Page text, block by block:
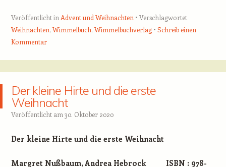
Veröffentlicht in Advent und Weihnachten
Verschlagwortet
Weihnachten, Wimmelbuch, Wimmelbuchverlag
Schreib einen
Kommentar
Der kleine Hirte und die erste
Weihnacht
Veröffentlicht am 30. Oktober 2020
Der kleine Hirte und die erste Weihnacht
Margret Nußbaum, Andrea Hebrock ISBN : 978-